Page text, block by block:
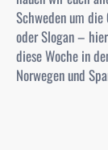
Schweden um die
oder Slogan –
diese Woche in
Norwegen und